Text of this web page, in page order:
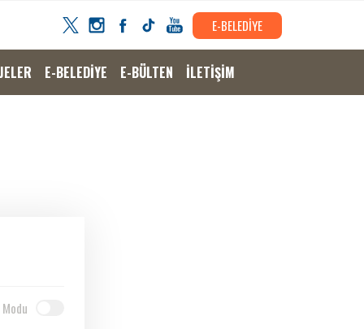
E-BELEDİYE
E-BELEDİYE E-BÜLTEN İLETİŞİM